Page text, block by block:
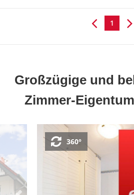
1
Großzügige und
Zimmer-
360°